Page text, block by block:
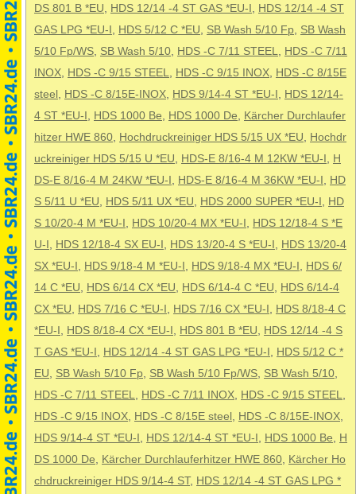
DS 801 B *EU
HDS 12/14 -4 ST GAS *EU-I
HDS 12/14 -4 ST
GAS LPG *EU-I
HDS 5/12 C *EU SB Wash 5/10 Fp SB Wash
5/10 Fp/WS SB Wash 5/10 HDS -C 7/11 STEEL
HDS -C 7/11
INOX HDS -C 9/15 STEEL HDS -C 9/15 INOX HDS -C 8/15E
steel HDS -C 8/15E-INOX HDS 9/14-4 ST *EU-I
HDS 12/14-
4 ST *EU-I
HDS 1000 Be HDS 1000 De
Kärcher Durchlaufer
hitzer HWE 860 Hochdruckreiniger HDS 5/15 UX *EU
Hochdr
uckreiniger HDS 5/15 U *EU
HDS-E 8/16-4 M 12KW *EU-I
H
DS-E 8/16-4 M 24KW *EU-I
HDS-E 8/16-4 M 36KW *EU-I
HD
S 5/11 U *EU
HDS 5/11 UX *EU HDS 2000 SUPER *EU-I
HD
S 10/20-4 M *EU-I
HDS 10/20-4 MX *EU-I
HDS 12/18-4 S *E
U-I
HDS 12/18-4 SX EU-I HDS 13/20-4 S *EU-I
HDS 13/20-4
SX *EU-I
HDS 9/18-4 M *EU-I HDS 9/18-4 MX *EU-I
HDS 6/
14 C *EU
HDS 6/14 CX *EU HDS 6/14-4 C *EU
HDS 6/14-4
CX *EU
HDS 7/16 C *EU-I HDS 7/16 CX *EU-I
HDS 8/18-4 C
*EU-I
HDS 8/18-4 CX *EU-I HDS 801 B *EU
HDS 12/14 -4 S
T GAS *EU-I
HDS 12/14 -4 ST GAS LPG *EU-I
HDS 5/12 C *
EU
SB Wash 5/10 Fp SB Wash 5/10 Fp/WS SB Wash 5/10
HDS -C 7/11 STEEL
HDS -C 7/11 INOX HDS -C 9/15 STEEL
HDS -C 9/15 INOX HDS -C 8/15E steel HDS -C 8/15E-INOX
HDS 9/14-4 ST *EU-I
HDS 12/14-4 ST *EU-I HDS 1000 Be
H
DS 1000 De
Kärcher Durchlauferhitzer HWE 860 Kärcher Ho
chdruckreiniger HDS 9/14-4 ST, HDS 12/14 -4 ST GAS LPG *